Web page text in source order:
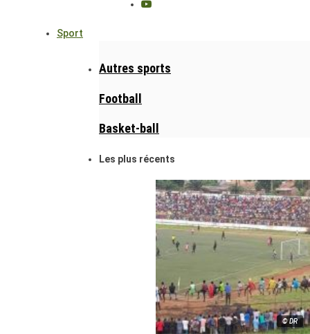
Sport
Autres sports
Football
Basket-ball
Les plus récents
© DR